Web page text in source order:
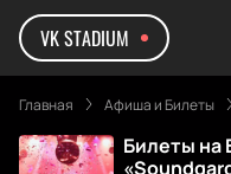
VK STADIUM
Главная Афиша и Билеты
Билеты на